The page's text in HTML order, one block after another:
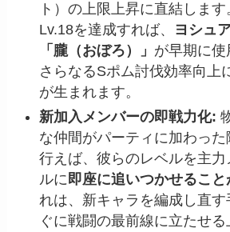
ト）の上限上昇に直結しま
Lv.18を達成すれば、 ヨシュ
「朧（おぼろ）」 が早期に使
さらなるSポム討伐効率向上
が生まれます。
新加入メンバーの即戦力化:
な仲間がパーティに加わっ
行えば、彼らのレベルを主
ルに即座に追いつかせること
れは、新キャラを編成し直
ぐに戦闘の最前線に立たせ